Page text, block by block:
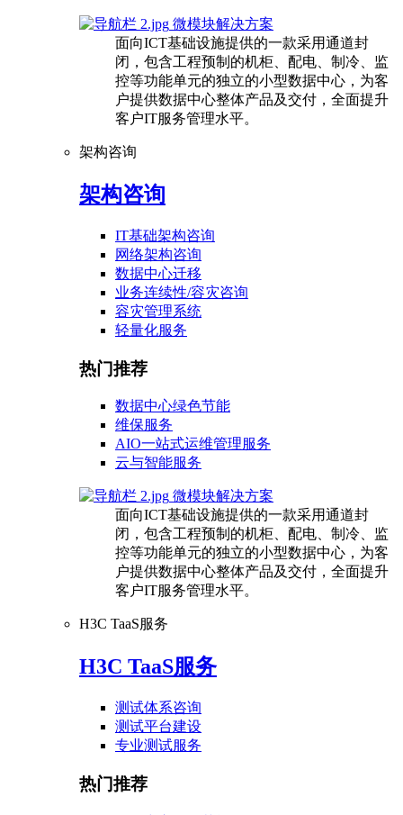
微模块解决方案
面向ICT基础设施提供的一款采用通道封
闭，包含工程预制的机柜、配电、制冷、监
控等功能单元的独立的小型数据中心，为客
户提供数据中心整体产品及交付，全面提升
客户IT服务管理水平。
架构咨询
架构咨询
IT基础架构咨询
网络架构咨询
数据中心迁移
业务连续性/容灾咨询
容灾管理系统
轻量化服务
热门推荐
数据中心绿色节能
维保服务
AIO一站式运维管理服务
云与智能服务
微模块解决方案
面向ICT基础设施提供的一款采用通道封
闭，包含工程预制的机柜、配电、制冷、监
控等功能单元的独立的小型数据中心，为客
户提供数据中心整体产品及交付，全面提升
客户IT服务管理水平。
H3C TaaS服务
H3C TaaS服务
测试体系咨询
测试平台建设
专业测试服务
热门推荐